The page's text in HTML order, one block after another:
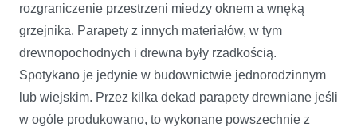
rozgraniczenie przestrzeni miedzy oknem a wnęką
grzejnika. Parapety z innych materiałów, w tym
drewnopochodnych i drewna były rzadkością.
Spotykano je jedynie w budownictwie jednorodzinnym
lub wiejskim. Przez kilka dekad parapety drewniane jeśli
w ogóle produkowano, to wykonane powszechnie z